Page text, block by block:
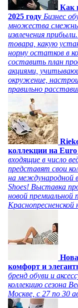
Как
2025 году Бизнес
множества
извлечения
товара, какую
норму остатков в
составить план
акциями,
окружение,
правильно
коллекции на Euro
входящие в число
представят свои
на международной
Shoes! Выставка
новой премиальной
комфорт и
бренд обуви и
коллекцию сезона
Москве, с 27 по 30